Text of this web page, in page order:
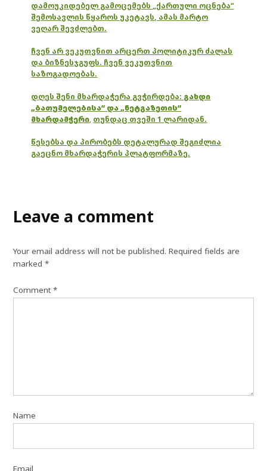
დამოუკიდებელ გამოცემებს „ქართული ოცნება“
შემოსავლის წყაროს უკეტავს, ამას მარტო
ვეღარ შევძლებთ.
ჩვენ არ ვეკუთვნით არცერთ პოლიტიკურ ძალას
და ბიზნესჯგუფს. ჩვენ ვეკუთვნით
საზოგადოებას.
დღეს შენი მხარდაჭერა გვჭირდება: გახდი
„ბათუმელებისა“ და „ნეტგაზეთის“
მხარდამჭერი, თუნდაც თვეში 1 ლარიდან.
წესებსა და პირობებს დეტალურად შეგიძლია
გაეცნო მხარდაჭერის პლატფორმაზე.
Leave a comment
Your email address will not be published. Required fields are
marked*
Comment*
Name
Email